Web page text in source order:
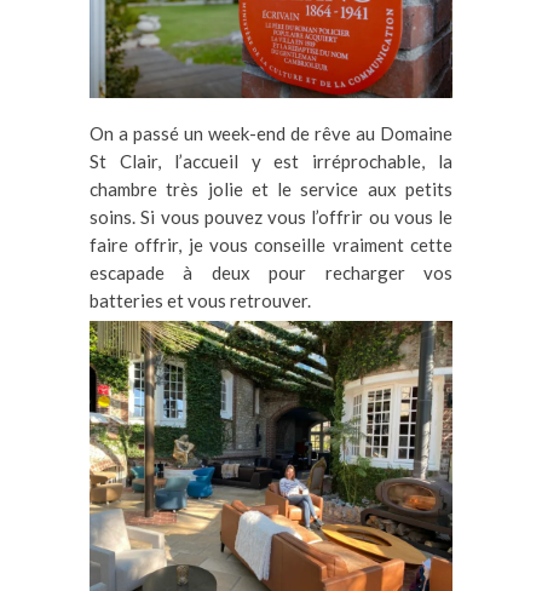
On a passé un week-end de rêve au Domaine
St Clair, l’accueil y est irréprochable, la
chambre très jolie et le service aux petits
soins. Si vous pouvez vous l’offrir ou vous le
faire offrir, je vous conseille vraiment cette
escapade à deux pour recharger vos
batteries et vous retrouver.